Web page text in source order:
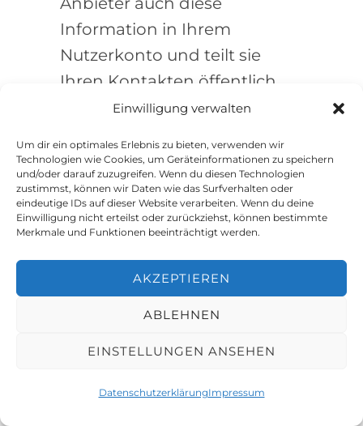
Einwilligung verwalten
Um dir ein optimales Erlebnis zu bieten, verwenden wir
Technologien wie Cookies, um Geräteinformationen zu speichern
und/oder darauf zuzugreifen. Wenn du diesen Technologien
zustimmst, können wir Daten wie das Surfverhalten oder
eindeutige IDs auf dieser Website verarbeiten. Wenn du deine
Einwilligung nicht erteilst oder zurückziehst, können bestimmte
Merkmale und Funktionen beeinträchtigt werden.
AKZEPTIEREN
ABLEHNEN
EINSTELLUNGEN ANSEHEN
DatenschutzerklärungImpressum
Information in Ihrem
Nutzerkonto und teilt sie
Ihren Kontakten öffentlich
mit. Wir empfehlen Ihnen,
sozialen Netzwerks
regelmäßig auszuloggen,
insbesondere jedoch vor
Aktivierung des Buttons, da
Sie so eine Zuordnung zu
Ihrem Profil bei dem Plug-in-
Anbieter vermeiden können.
Zweck und Umfang der